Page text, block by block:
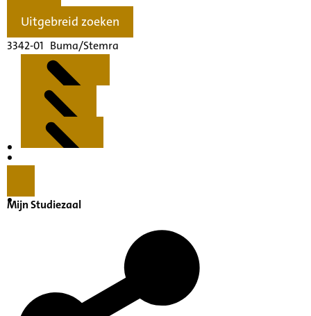
Uitgebreid zoeken
3342-01 Buma/Stemra
Inventaris
Mijn Studiezaal